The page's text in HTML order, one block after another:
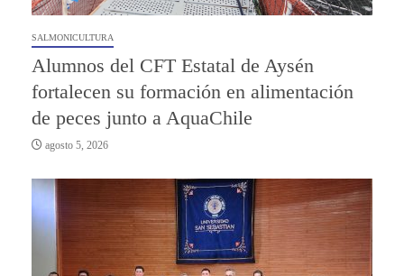
SALMONICULTURA
Alumnos del CFT Estatal de Aysén
fortalecen su formación en alimentación
de peces junto a AquaChile
agosto 5, 2026